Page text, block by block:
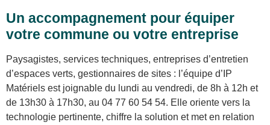
Un accompagnement pour équiper
votre commune ou votre entreprise
Paysagistes, services techniques, entreprises d’entretien
d’espaces verts, gestionnaires de sites : l’équipe d’IP
Matériels est joignable du lundi au vendredi, de 8h à 12h et
de 13h30 à 17h30, au 04 77 60 54 54. Elle oriente vers la
technologie pertinente, chiffre la solution et met en relation